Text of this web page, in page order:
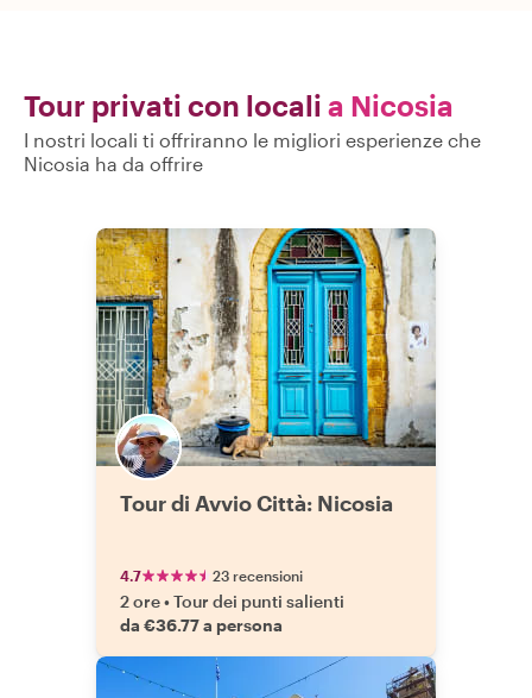
Tour privati con locali a Nicosia
I nostri locali ti offriranno le migliori esperienze che
Nicosia ha da offrire
Tour di Avvio Città: Nicosia
4.7 23 recensioni
2 ore•Tour dei punti salienti
da €36.77 a persona